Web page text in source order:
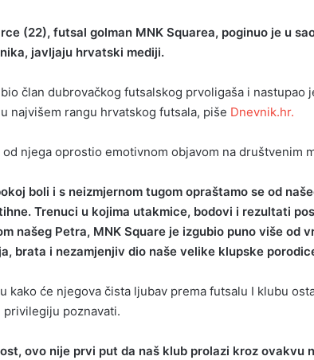
(22), futsal golman MNK Squarea, poginuo je u
javljaju hrvatski mediji.
član dubrovačkog futsalskog prvoligaša i nastupao
najvišem rangu hrvatskog futsala, piše Dnevnik.hr.
od njega oprostio emotivnom objavom na društvenim
boli i s neizmjernom tugom opraštamo se od
Trenuci u kojima utakmice, bodovi i rezultati
našeg Petra, MNK Square je izgubio puno više od
brata i nezamjenjiv dio naše velike klupske
kako će njegova čista ljubav prema futsalu I klubu
privilegiju poznavati.
ovo nije prvi put da naš klub prolazi kroz ovakvu